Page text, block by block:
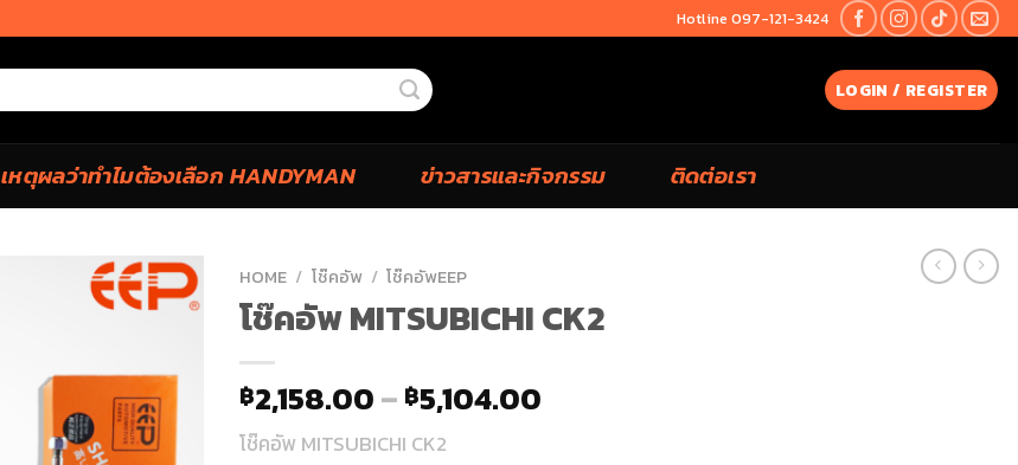
Hotline 097-121-3424
LOGIN / REGISTER
เหตุผลว่าทำไมต้องเลือก HANDYMAN ข่าวสารและกิจกรรม ติดต่อเรา
HOME / โช๊คอัพ / โช๊คอัพEEP
โช๊คอัพ MITSUBICHI CK2
฿2,158.00– ฿5,104.00
โช๊คอัพ MITSUBICHI CK2